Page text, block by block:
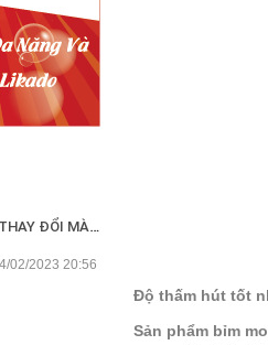
CÔNG BỐ THAY ĐỔI MÀU SẮC SẢN PHẨM KHĂN KHÔ ĐA NĂNG LIKADO 300G
02/2023 20:56
Độ thấm hút tốt
Sản phẩm bỉm